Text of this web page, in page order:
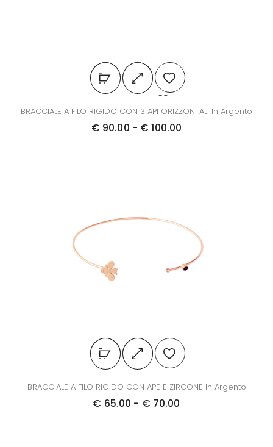
BRACCIALE A FILO RIGIDO CON 3 API ORIZZONTALI In Argento
€ 90.00 - € 100.00
BRACCIALE A FILO RIGIDO CON APE E ZIRCONE In Argento
€ 65.00 - € 70.00